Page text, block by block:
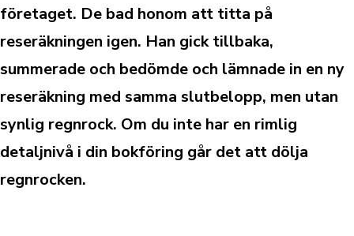
företaget. De bad honom att titta på
reseräkningen igen. Han gick tillbaka,
summerade och bedömde och lämnade in en ny
reseräkning med samma slutbelopp, men utan
synlig regnrock. Om du inte har en rimlig
detaljnivå i din bokföring går det att dölja
regnrocken.